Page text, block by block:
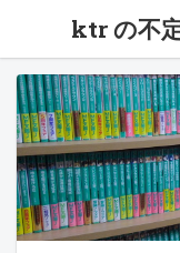
ktr の不